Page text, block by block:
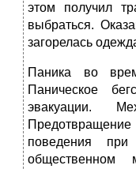
этом получил
выбраться.
загорелась
Паника во
Паническое
эвакуации.
поведения
общественном